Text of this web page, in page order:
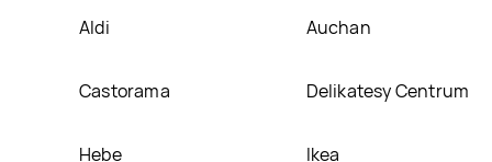
Aldi Auchan
Castorama Delikatesy Centrum
Hebe Ikea